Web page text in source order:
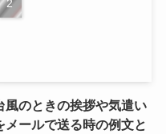
風のときの挨拶や気遣い
メールで送る時の例文と